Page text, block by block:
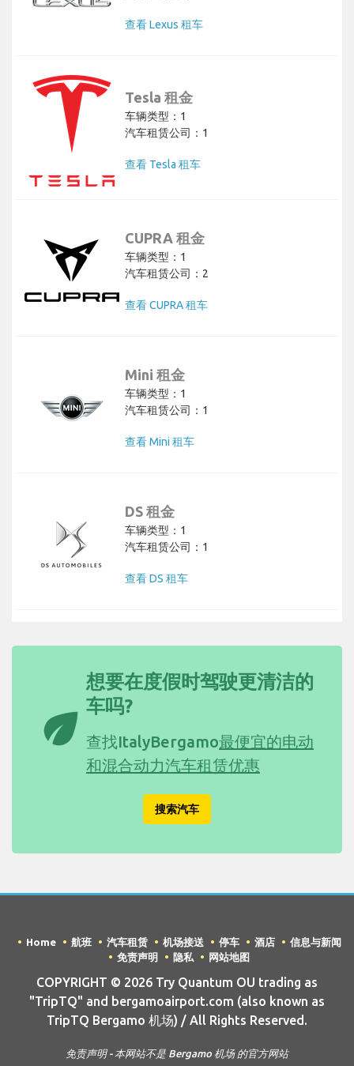
查看 Lexus 租车
Tesla 租金
车辆类型：1
汽车租赁公司：1
查看 Tesla 租车
CUPRA 租金
车辆类型：1
汽车租赁公司：2
查看 CUPRA 租车
Mini 租金
车辆类型：1
汽车租赁公司：1
查看 Mini 租车
DS 租金
车辆类型：1
汽车租赁公司：1
查看 DS 租车
eco
想要在度假时驾驶更清洁的
车吗?
查找ItalyBergamo最便宜的电动
和混合动力汽车租赁优惠
搜索汽车
Home 航班 汽车租赁 机场接送 停车 酒店
信息与新闻
免责声明
隐私 网站地图
COPYRIGHT © 2026 Try Quantum OU trading as
"TripTQ" and bergamoairport.com (also known as
TripTQ Bergamo 机场) / All Rights Reserved.
免责声明 - 本网站不是 Bergamo 机场 的官方网站